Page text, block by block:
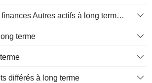
Division des finances Autres actifs à long terme, total
terme
différés à long terme